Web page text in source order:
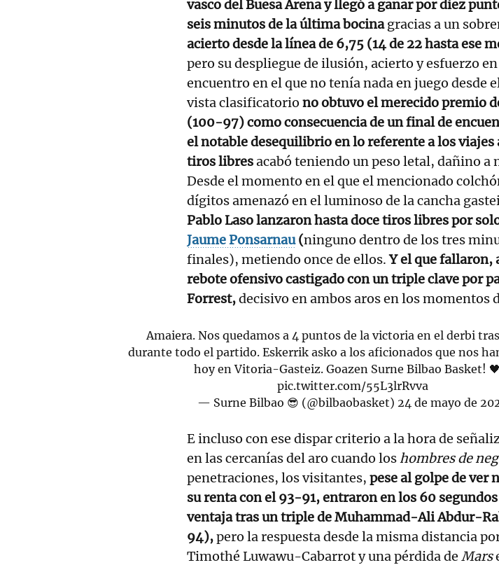
vasco del Buesa Arena y llegó a ganar por diez
seis minutos de la última bocinagracias a un
acierto desde la línea de 6,75 (14 de 22 hasta ese
pero su despliegue de ilusión, acierto y esfuerzo
encuentro en el que no tenía nada en juego desde
vista clasificatorio no obtuvo el merecido premio
(100-97) como consecuencia de un final de
el notable desequilibrio en lo referente a los viajes
tiros libresacabó teniendo un peso letal, dañino a
Desde el momento en el que el mencionado
dígitos amenazó en el luminoso de la cancha
Pablo Laso lanzaron hasta doce tiros libres por
Jaume Ponsarnau(ninguno dentro de los tres
finales), metiendo once de ellos.Y el que fallaron,
rebote ofensivo castigado con un triple clave por
Forrest,decisivo en ambos aros en los momentos
Amaiera. Nos quedamos a 4 puntos de la victoria en el derbi
durante todo el partido. Eskerrik asko a los aficionados que nos
hoy en Vitoria-Gasteiz. Goazen Surne Bilbao Basket!
pic.twitter.com/55L3lrRvva
— Surne Bilbao 😎 (@bilbaobasket) 24 de mayo de
E incluso con ese dispar criterio a la hora de
en las cercanías del aro cuando loshombres de
penetraciones, los visitantes, pese al golpe de ver
su renta con el 93-91, entraron en los 60
ventaja tras un triple de Muhammad-Ali Abdur-
94),pero la respuesta desde la misma distancia
Timothé Luwawu-Cabarrot y una pérdida de Mars